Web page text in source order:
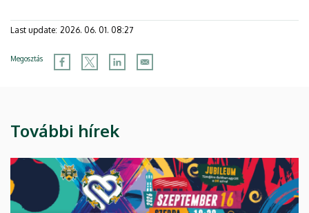
Last update: 2026. 06. 01. 08:27
Megosztás
További hírek